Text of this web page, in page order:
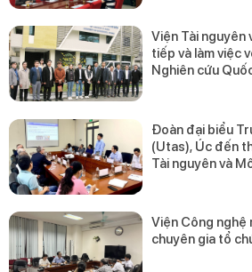
Viện Tài
tiếp và làm việc
Nghiên cứu
Đoàn đại biểu
(Utas), Úc đến
Tài nguyên và
Viện Công
chuyên gia tổ